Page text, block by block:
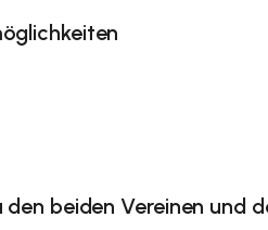
beiden Vereinen und